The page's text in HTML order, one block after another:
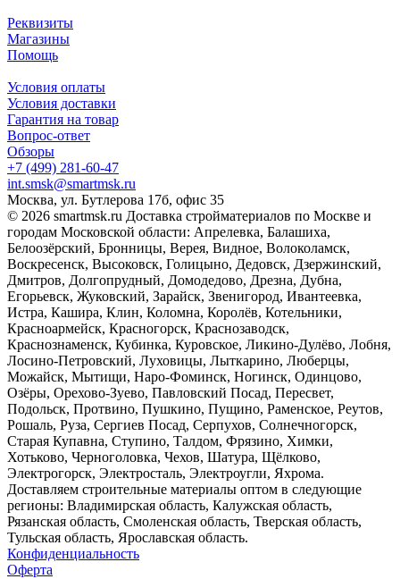
Реквизиты
Магазины
Помощь
Условия оплаты
Условия доставки
Гарантия на товар
Вопрос-ответ
Обзоры
+7 (499) 281-60-47
int.smsk@smartmsk.ru
Москва, ул. Бутлерова 17б, офис 35
© 2026 smartmsk.ru Доставка стройматериалов по Москве и
городам Московской области: Апрелевка, Балашиха,
Белоозёрский, Бронницы, Верея, Видное, Волоколамск,
Воскресенск, Высоковск, Голицыно, Дедовск, Дзержинский,
Дмитров, Долгопрудный, Домодедово, Дрезна, Дубна,
Егорьевск, Жуковский, Зарайск, Звенигород, Ивантеевка,
Истра, Кашира, Клин, Коломна, Королёв, Котельники,
Красноармейск, Красногорск, Краснозаводск,
Краснознаменск, Кубинка, Куровское, Ликино-Дулёво, Лобня,
Лосино-Петровский, Луховицы, Лыткарино, Люберцы,
Можайск, Мытищи, Наро-Фоминск, Ногинск, Одинцово,
Озёры, Орехово-Зуево, Павловский Посад, Пересвет,
Подольск, Протвино, Пушкино, Пущино, Раменское, Реутов,
Рошаль, Руза, Сергиев Посад, Серпухов, Солнечногорск,
Старая Купавна, Ступино, Талдом, Фрязино, Химки,
Хотьково, Черноголовка, Чехов, Шатура, Щёлково,
Электрогорск, Электросталь, Электроугли, Яхрома.
Доставляем строительные материалы оптом в следующие
регионы: Владимирская область, Калужская область,
Рязанская область, Смоленская область, Тверская область,
Тульская область, Ярославская область.
Конфиденциальность
Оферта